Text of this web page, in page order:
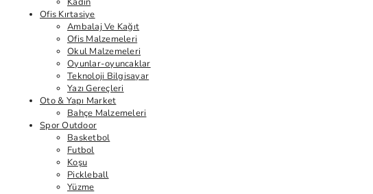
Ofis Kırtasiye
Ambalaj Ve Kağıt
Ofis Malzemeleri
Okul Malzemeleri
Oyunlar-oyuncaklar
Teknoloji Bilgisayar
Yazı Gereçleri
Oto & Yapı Market
Bahçe Malzemeleri
Spor Outdoor
Basketbol
Futbol
Koşu
Pickleball
Yüzme